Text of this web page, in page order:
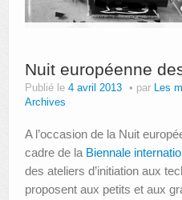
Nuit européenne
Publié le 4 avril 2013 par Les
Archives
A l’occasion de la Nuit
cadre de la Biennale
des ateliers d’initiation aux
proposent aux petits et aux